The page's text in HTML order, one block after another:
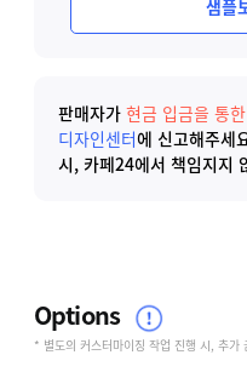
Options
* 별도의 커스터마이징 작업 진행 시, 추가
샘플
판매자가 현금 입금을 통
디자인센터에 신고해주세
시, 카페24에서 책임지지